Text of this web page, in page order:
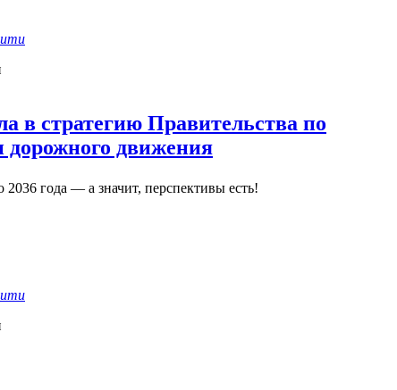
в стратегию Правительства по
движения
года — а значит, перспективы есть!